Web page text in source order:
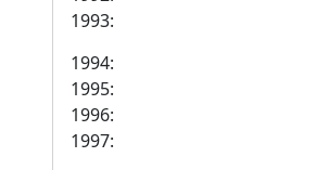
1993:
1994:
1995:
1996:
1997: